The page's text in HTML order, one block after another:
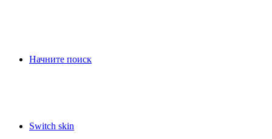
Начните поиск
Switch skin